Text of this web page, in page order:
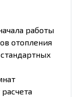
работы
отопления